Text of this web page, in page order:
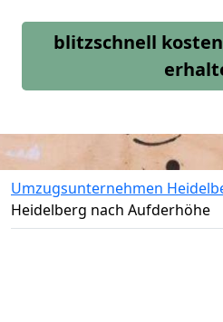
blitzschnell
Umzugsunternehmen
Heidelberg nach Aufderhöhe